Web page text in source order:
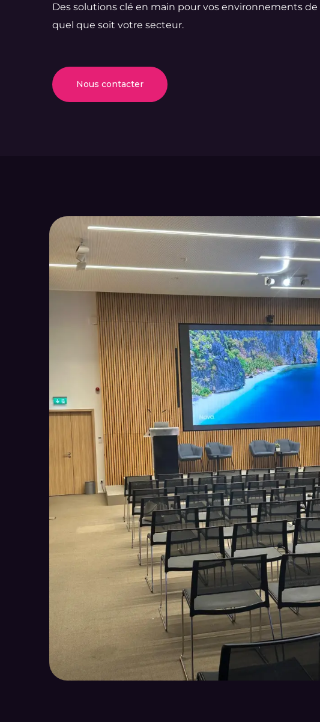
Des solutions clé en main pour vos environnements de
quel que soit votre secteur.
Nous contacter